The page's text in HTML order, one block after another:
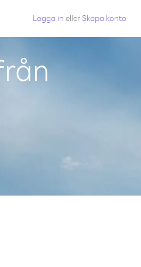
Logga in eller Skapa konto